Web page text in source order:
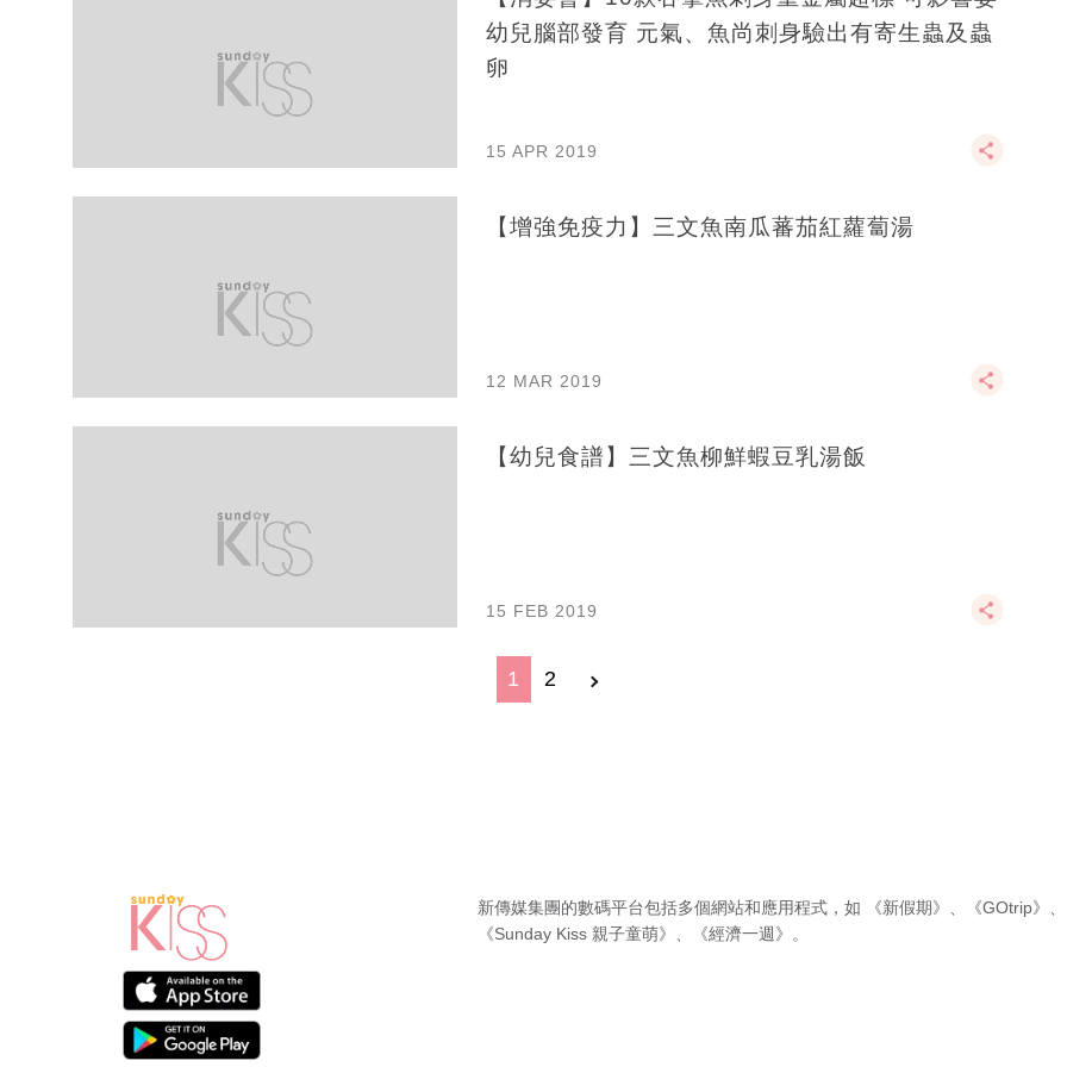
幼兒腦部發育 元氣、魚尚刺身驗出有寄生蟲及蟲
卵
15 APR 2019
【增強免疫力】三文魚南瓜蕃茄紅蘿蔔湯
12 MAR 2019
【幼兒食譜】三文魚柳鮮蝦豆乳湯飯
15 FEB 2019
1 2
新傳媒集團的數碼平台包括多個網站和應用程式，如 《新假期》 《GOtrip》
《Sunday Kiss 親子童萌》
《經濟一週》 。